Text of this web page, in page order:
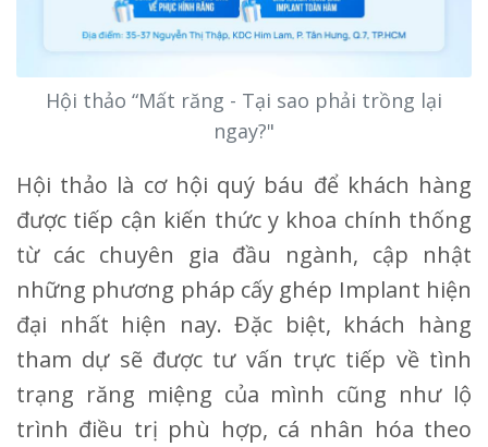
Hội thảo “Mất răng - Tại sao phải trồng lại
ngay?"
Hội thảo là cơ hội quý báu để khách hàng
được tiếp cận kiến thức y khoa chính thống
từ các chuyên gia đầu ngành, cập nhật
những phương pháp cấy ghép Implant hiện
đại nhất hiện nay. Đặc biệt, khách hàng
tham dự sẽ được tư vấn trực tiếp về tình
trạng răng miệng của mình cũng như lộ
trình điều trị phù hợp, cá nhân hóa theo